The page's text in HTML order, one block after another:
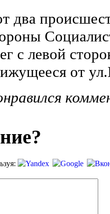
два
с левой
от